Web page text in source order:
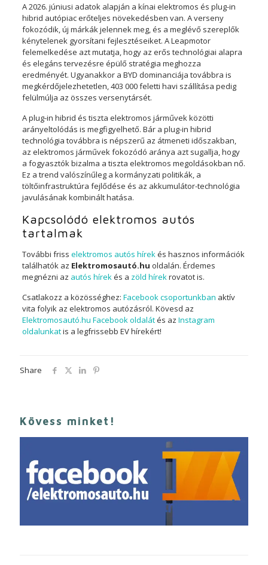
A 2026. júniusi adatok alapján a kínai elektromos és plug-in
hibrid autópiac erőteljes növekedésben van. A verseny
fokozódik, új márkák jelennek meg, és a meglévő szereplők
kénytelenek gyorsítani fejlesztéseiket. A Leapmotor
felemelkedése azt mutatja, hogy az erős technológiai alapra
és elegáns tervezésre épülő stratégia meghozza
eredményét. Ugyanakkor a BYD dominanciája továbbra is
megkérdőjelezhetetlen, 403 000 feletti havi szállítása pedig
felülmúlja az összes versenytársét.
A plug-in hibrid és tiszta elektromos járművek közötti
arányeltolódás is megfigyelhető. Bár a plug-in hibrid
technológia továbbra is népszerű az átmeneti időszakban,
az elektromos járművek fokozódó aránya azt sugallja, hogy
a fogyasztók bizalma a tiszta elektromos megoldásokban nő.
Ez a trend valószínűleg a kormányzati politikák, a
töltőinfrastruktúra fejlődése és az akkumulátor-technológia
javulásának kombinált hatása.
Kapcsolódó elektromos autós
tartalmak
További friss elektromos autós hírekés hasznos információk
találhatók az Elektromosautó.hu oldalán. Érdemes
megnézni az autós hírekés a zöld hírekrovatot is.
Csatlakozz a közösséghez: Facebook csoportunkban aktív
vita folyik az elektromos autózásról. Kövesd az
Elektromosautó.hu Facebook oldalátés az Instagram
oldalunkatis a legfrissebb EV hírekért!
Share
Kövess minket!